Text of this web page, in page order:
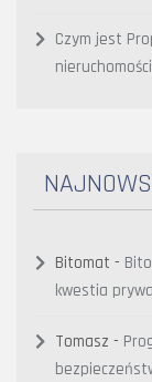
Czym jest
Bitomat -
kwestia
Tomasz -